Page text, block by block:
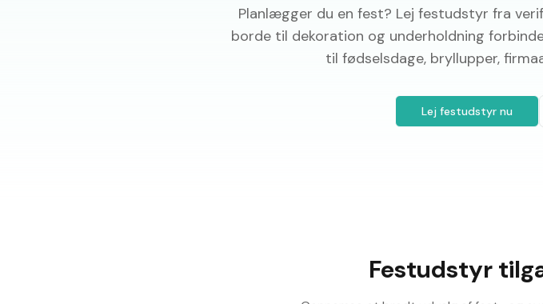
Planlægger du en fest? Lej festudstyr fra
borde til dekoration og underholdning
til fødselsdage, bryllupper,
Lej festudstyr nu
Festudstyr